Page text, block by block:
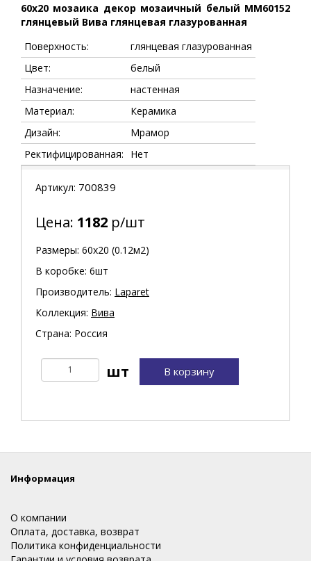
60x20 мозаика декор мозаичный белый ММ60152
глянцевый Вива глянцевая глазурованная
Поверхность:
глянцевая глазурованная
Цвет:
белый
Назначение:
настенная
Материал:
Керамика
Дизайн:
Мрамор
Ректифицированная:
Нет
Артикул: 700839
Цена: 1182 р/шт
Размеры: 60х20 (0.12м2)
В коробке: 6шт
Производитель: Laparet
Коллекция: Вива
Страна: Россия
В корзину
Информация
О компании
Оплата, доставка, возврат
Политика конфиденциальности